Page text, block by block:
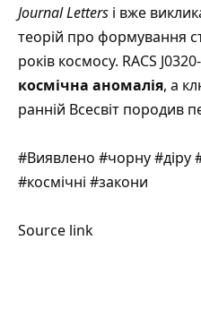
Journal Letters і вже
теорій про формування
років космосу. RACS
космічна аномалія, а
ранній Всесвіт породив
#Виявлено #чорну
#космічні #закони
Source link